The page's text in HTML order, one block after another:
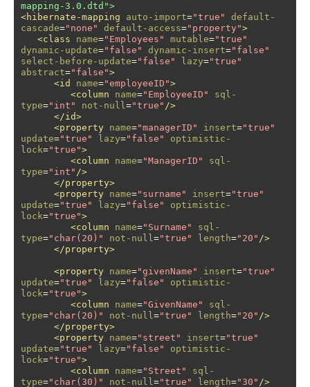
mapping-3.0.dtd">
<hibernate-mapping
auto-import="true"
default-
cascade="none" default-access="property">
<class
name="Employees" mutable="true"
dynamic-update="false" dynamic-insert="false"
select-before-update="false" lazy="true"
abstract="false">
<id
name="employeeID">
<column
name="EmployeeID"
sql-
type="int" not-null="true" />
</id>
<property
name="managerID" insert="true"
update="true" lazy="false"
optimistic-
lock="true">
<column
name="ManagerID"
sql-
type="int" />
</property>
<property
name="surname" insert="true"
update="true" lazy="false"
optimistic-
lock="true">
<column
name="Surname"
sql-
type="char(20)" not-null="true" length="20" />
</property>
<property name="givenName" insert="true"
update="true" lazy="false"
optimistic-
lock="true">
<column
name="GivenName"
sql-
type="char(20)" not-null="true" length="20" />
</property>
<property
name="street" insert="true"
update="true" lazy="false"
optimistic-
lock="true">
<column
name="Street"
sql-
type="char(30)" not-null="true" length="30" />